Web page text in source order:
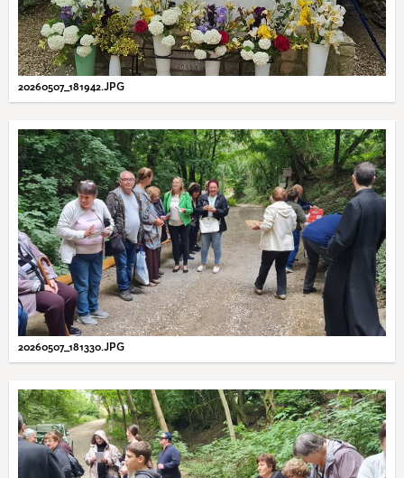
20260507_181942.JPG
20260507_181330.JPG